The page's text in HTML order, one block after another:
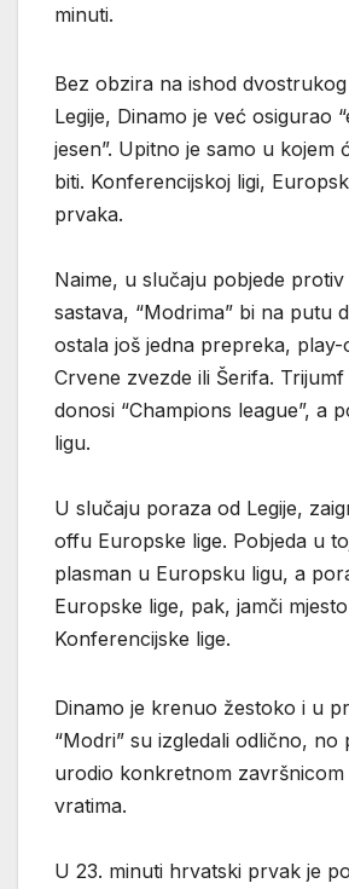
minuti.
Bez obzira na ishod
Legije, Dinamo je već osigurao
jesen”. Upitno je samo u kojem
biti. Konferencijskoj ligi,
prvaka.
Naime, u slučaju pobjede
sastava, “Modrima” bi na putu
ostala još jedna prepreka,
Crvene zvezde ili Šerifa.
donosi “Champions league”, a
ligu.
U slučaju poraza od Legije,
offu Europske lige. Pobjeda u
plasman u Europsku ligu, a
Europske lige, pak, jamči
Konferencijske lige.
Dinamo je krenuo žestoko i u
“Modri” su izgledali odlično, no
urodio konkretnom
vratima.
U 23. minuti hrvatski prvak je